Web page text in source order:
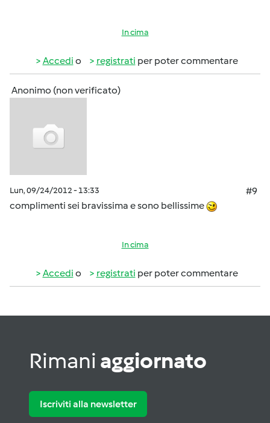
In cima
Accedi o registrati per poter commentare
Anonimo (non verificato)
Lun, 09/24/2012 - 13:33
#9
complimenti sei bravissima e sono bellissime
In cima
Accedi o registrati per poter commentare
Rimani aggiornato
Iscriviti alla newsletter